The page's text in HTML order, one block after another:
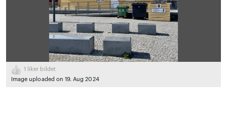
1
liker bildet
Image uploaded on 19. Aug 2024